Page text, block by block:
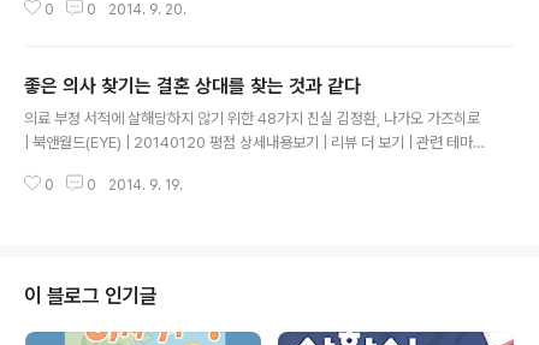
미국인으로서, 19세기 후반에서 20세기 초반에 걸쳐 미국 광고업계에 큰 족적
했다. 도서처럼 재판매가 불가능한 상품에 대해서는 적용할 것이 별로 없고, 비
누, 화장품, 치약 처럼, 재판매되는 상품쪽에 큰 특장점을 지닌 쿠폰 프로모션의
창시자로서, 그 기법을 이용해, 과학적 광고법을 수립했다. 물론, 이런 소비..
0 0 2014. 9. 20.
좋은 의사 찾기는 결혼 상대를 찾는 것과 같다
의료 부정 서적에 살해당하지 않기 위한 48가지 진실 김정환, 나가오 가즈히로
| 북앤월드(EYE) | 20140120 평점 상세내용보기 | 리뷰 더 보기 | 관련 테마보
다. 아무리 사이가 좋아도 진료 행위를 하는 쪽과 받는 쪽이라는 차이가 있다. 처
관적으로 받아들인 경우도 몇 번 있었다. 나중에 그 사실을 알고 아연실색했지
만, 말이라는 것이 이처럼 의도와는 다르게 받아들여질 수도 있다. 의사와 환자
인 ..
0 0 2014. 9. 19.
이 블로그 인기글